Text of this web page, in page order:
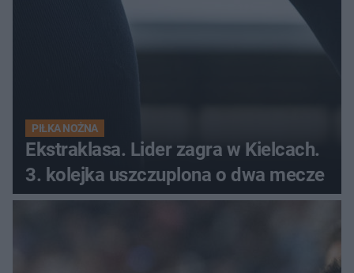
PIŁKA NOŻNA
Ekstraklasa. Lider zagra w Kielcach.
3. kolejka uszczuplona o dwa mecze